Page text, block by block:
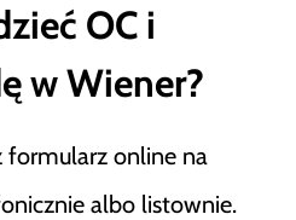
OC i
w Wiener?
formularz online na
albo listownie.